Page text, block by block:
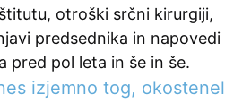
otroški srčni kirurgiji,
predsednika in napovedi
pred pol leta in še in še.
izjemno tog, okostenel